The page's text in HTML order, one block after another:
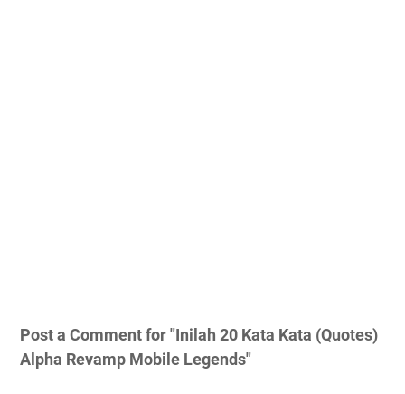
Post a Comment for "Inilah 20 Kata Kata (Quotes)
Alpha Revamp Mobile Legends"